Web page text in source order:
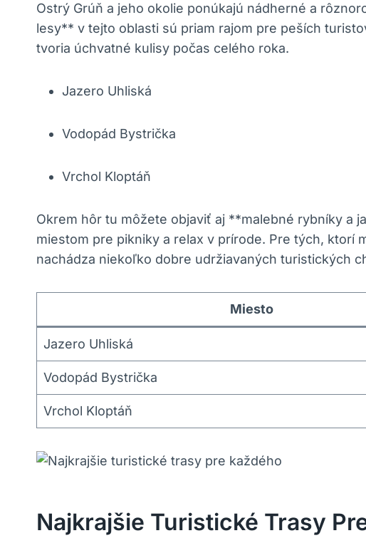
Ostrý Grúň a jeho okolie ponúkajú nádherné a
lesy** v tejto oblasti sú priam rajom pre peších
tvoria úchvatné kulisy počas celého roka.
Jazero Uhliská
Vodopád Bystrička
Vrchol Kloptáň
Okrem hôr tu môžete objaviť aj **malebné rybníky a
miestom pre pikniky a relax v prírode. Pre tých,
nachádza niekoľko dobre udržiavaných turistických
Miesto
Jazero Uhliská
Vodopád Bystrička
Vrchol Kloptáň
Najkrajšie Turistické Trasy